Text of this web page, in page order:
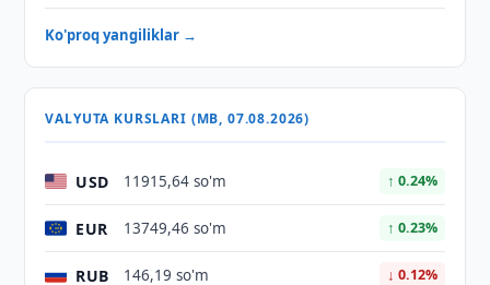
Ko'proq yangiliklar →
VALYUTA KURSLARI (MB, 07.08.2026)
USD 11915,64 so'm ↑ 0.24%
EUR 13749,46 so'm ↑ 0.23%
RUB 146,19 so'm ↓ 0.12%